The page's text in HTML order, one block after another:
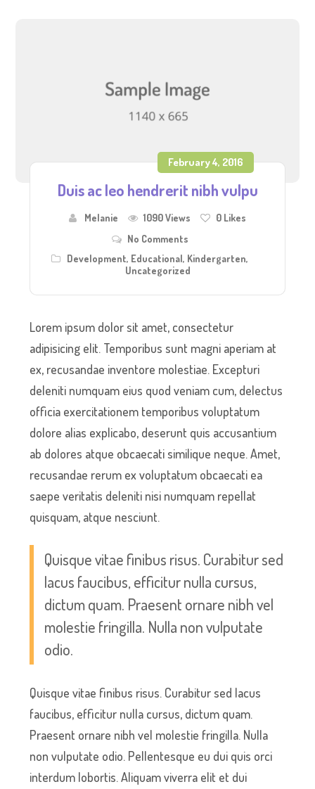
February 4, 2016
Duis ac leo hendrerit nibh vulpu
Melanie 1090 Views 0 Likes
No Comments
Development, Educational, Kindergarten,
Uncategorized
Lorem ipsum dolor sit amet, consectetur
adipisicing elit. Temporibus sunt magni aperiam at
ex, recusandae inventore molestiae. Excepturi
deleniti numquam eius quod veniam cum, delectus
officia exercitationem temporibus voluptatum
dolore alias explicabo, deserunt quis accusantium
ab dolores atque obcaecati similique neque. Amet,
recusandae rerum ex voluptatum obcaecati ea
saepe veritatis deleniti nisi numquam repellat
quisquam, atque nesciunt.
Quisque vitae finibus risus. Curabitur sed
lacus faucibus, efficitur nulla cursus,
dictum quam. Praesent ornare nibh vel
molestie fringilla. Nulla non vulputate
odio.
Quisque vitae finibus risus. Curabitur sed lacus
faucibus, efficitur nulla cursus, dictum quam.
Praesent ornare nibh vel molestie fringilla. Nulla
non vulputate odio. Pellentesque eu dui quis orci
interdum lobortis. Aliquam viverra elit et dui